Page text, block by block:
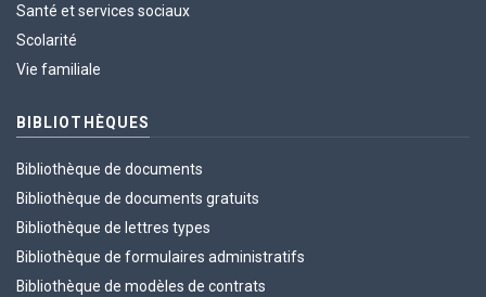
Santé et services sociaux
Scolarité
Vie familiale
BIBLIOTHÈQUES
Bibliothèque de documents
Bibliothèque de documents gratuits
Bibliothèque de lettres types
Bibliothèque de formulaires administratifs
Bibliothèque de modèles de contrats